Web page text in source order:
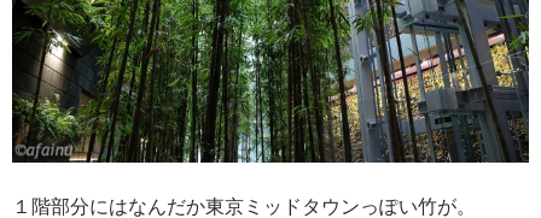
１階部分にはなんだか東京ミッドタウンっぽい竹が。